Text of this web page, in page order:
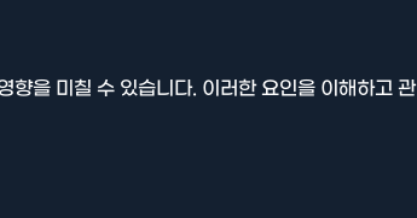
향을 미칠 수 있습니다. 이러한 요인을 이해하고 관